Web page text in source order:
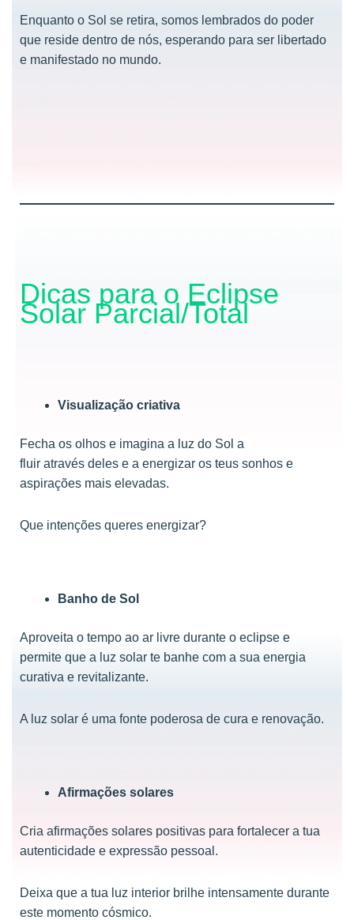
Enquanto o Sol se retira, somos lembrados do poder
que reside dentro de nós, esperando para ser libertado
e manifestado no mundo.
Dicas para o Eclipse
Solar Parcial/Total
Visualização criativa
Fecha os olhos e imagina a luz do Sol a
fluir através deles e a energizar os teus sonhos e
aspirações mais elevadas.
Que intenções queres energizar?
Banho de Sol
Aproveita o tempo ao ar livre durante o eclipse e
permite que a luz solar te banhe com a sua energia
curativa e revitalizante.
A luz solar é uma fonte poderosa de cura e renovação.
Afirmações solares
Cria afirmações solares positivas para fortalecer a tua
autenticidade e expressão pessoal.
Deixa que a tua luz interior brilhe intensamente durante
este momento cósmico.